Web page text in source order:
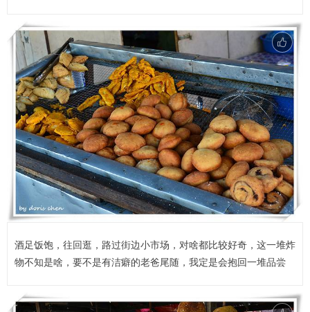
酒足饭饱，往回逛，路过街边小市场，对啥都比较好奇，这一堆炸
物不知是啥，要不是有洁癖的老爸尾随，我定是会抱回一堆品尝